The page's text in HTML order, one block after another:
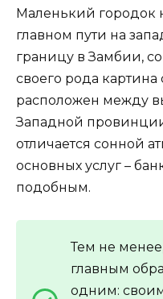
Маленький городок
главном пути на
границу в Замбии,
своего рода
расположен между
Западной
отличается сонной
основных услуг –
подобным.
Тем не
главным
одним: